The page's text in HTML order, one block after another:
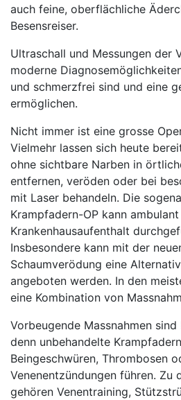
auch feine, oberflächliche
Besensreiser.
Ultraschall und Messungen der
moderne
und schmerzfrei sind und eine
ermöglichen.
Nicht immer ist eine grosse
Vielmehr lassen sich heute
ohne sichtbare Narben in
entfernen, veröden oder bei
mit Laser behandeln. Die
Krampfadern-OP kann
Krankenhausaufenthalt
Insbesondere kann mit der
Schaumverödung eine
angeboten werden. In den
eine Kombination von
Vorbeugende Massnahmen
denn unbehandelte
Beingeschwüren, Thrombosen
Venenentzündungen führen. Zu
gehören Venentraining,